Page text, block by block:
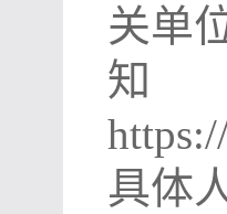
关单
知
具体